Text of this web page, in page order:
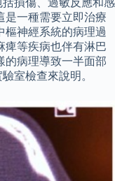
損傷、過敏反應和感
是一種需要立即治療
樞神經系統的病理過
痺等疾病也伴有淋巴
的病理導致一半面部
室檢查來說明。